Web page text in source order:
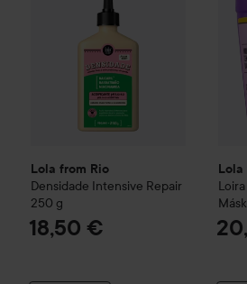
Lola from Rio
Densidade Intensive Repair
250 g
18,50 €
Lola
Másk